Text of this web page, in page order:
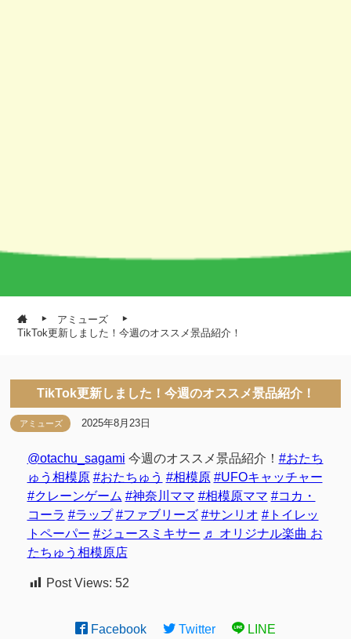
アミューズ
TikTok更新しました！今週のオススメ景品紹介！
TikTok更新しました！今週のオススメ景品紹介！
アミューズ 2025年8月23日
@otachu_sagami 今週のオススメ景品紹介！ #おたち
ゅう相模原 #おたちゅう #相模原 #UFOキャッチャー
#クレーンゲーム #神奈川ママ #相模原ママ #コカ・
コーラ #ラップ #ファブリーズ #サンリオ #トイレッ
トペーパー #ジュースミキサー ♬ オリジナル楽曲 お
たちゅう相模原店
Post Views: 52
Facebook Twitter LINE